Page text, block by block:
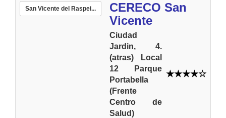
San Vicente del Raspei...
CERECO San
Vicente
Ciudad
Jardin, 4.
(atras) Local
12 Parque
Portabella
(Frente
Centro de
Salud)